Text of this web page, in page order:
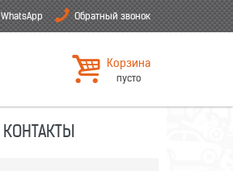
WhatsApp Обратный звонок
Корзина
пусто
КОНТАКТЫ